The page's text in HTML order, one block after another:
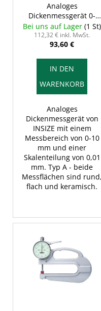
Analoges
Dickenmessgerät 0-
10/0,01 mm, Typ A -
Messflächen keramisch
und flach, INSIZE 2365-
Bei uns auf Lager (1 St)
112,32 € inkl. MwSt.
93,60 €
IN DEN
WARENKORB
Analoges
Dickenmessgerät von
INSIZE mit einem
Messbereich von 0-10
mm und einer
Skalenteilung von 0,01
mm. Typ A - beide
Messflächen sind rund,
flach und keramisch.